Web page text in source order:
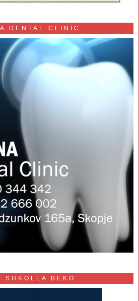
DENTAL CLINIC
SHKOLLA BEKO